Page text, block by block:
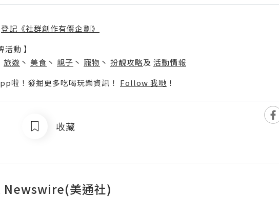
登記《社群創作有價企劃》
動 】
旅遊 丶 美食 丶 親子 丶 寵物 丶 扮靚攻略及 活動情報
啦！發掘更多吃喝玩樂資訊！ Follow 我哋 ！
收藏
Newswire(美通社)